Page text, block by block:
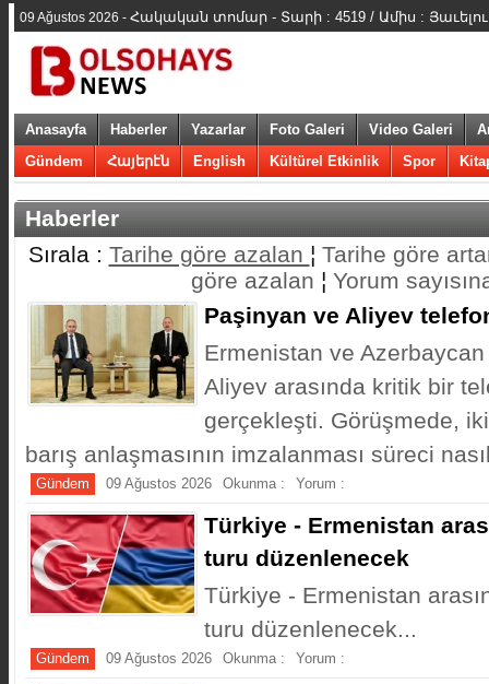
09 Ağustos 2026 - Հակական տոմար - Տարի : 4519 / Ամիս :
Anasayfa Haberler Yazarlar Foto Galeri Video Galeri
Gündem
Հայերէն English Kültürel Etkinlik Spor
Haberler
Sırala : Tarihe göre azalan ¦ Tarihe göre
göre azalan ¦ Yorum
Paşinyan ve Aliyev
Ermenistan ve
Aliyev arasında kritik bir
gerçekleşti. Görüşmede,
barış anlaşmasının imzalanması süreci
Gündem 09 Ağustos 2026 Okunma : Yorum :
Türkiye - Ermenistan
turu düzenlenecek
Türkiye - Ermenistan
turu düzenlenecek...
Gündem 09 Ağustos 2026 Okunma : Yorum :